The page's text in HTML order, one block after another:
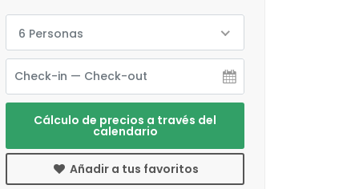
6 Personas
Cálculo de precios a través del
calendario
Añadir a tus favoritos